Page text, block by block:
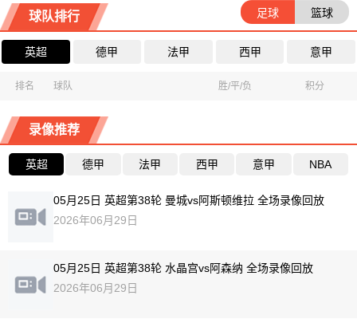
球队排行 足球 篮球
英超 德甲 法甲 西甲 意甲
排名 球队 胜/平/负 积分
录像推荐
英超 德甲 法甲 西甲 意甲 NBA
05月25日 英超第38轮 曼城vs阿斯顿维拉 全场录像回放
2026年06月29日
05月25日 英超第38轮 水晶宫vs阿森纳 全场录像回放
2026年06月29日